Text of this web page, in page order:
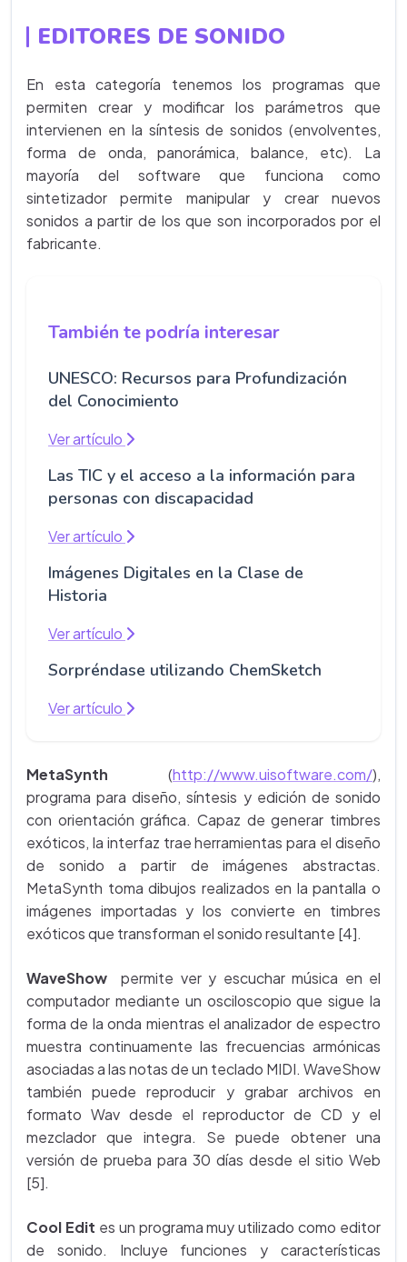
EDITORES DE SONIDO
En esta categoría tenemos los programas que
permiten crear y modificar los parámetros que
intervienen en la síntesis de sonidos (envolventes,
forma de onda, panorámica, balance, etc). La
mayoría del software que funciona como
sintetizador permite manipular y crear nuevos
sonidos a partir de los que son incorporados por el
fabricante.
También te podría interesar
UNESCO: Recursos para Profundización
del Conocimiento
Ver artículo
Las TIC y el acceso a la información para
personas con discapacidad
Ver artículo
Imágenes Digitales en la Clase de
Historia
Ver artículo
Sorpréndase utilizando ChemSketch
Ver artículo
MetaSynth (http://www.uisoftware.com/),
programa para diseño, síntesis y edición de sonido
con orientación gráfica. Capaz de generar timbres
exóticos, la interfaz trae herramientas para el diseño
de sonido a partir de imágenes abstractas.
MetaSynth toma dibujos realizados en la pantalla o
imágenes importadas y los convierte en timbres
exóticos que transforman el sonido resultante [4].
WaveShow permite ver y escuchar música en el
computador mediante un osciloscopio que sigue la
forma de la onda mientras el analizador de espectro
muestra continuamente las frecuencias armónicas
asociadas a las notas de un teclado MIDI. WaveShow
también puede reproducir y grabar archivos en
formato Wav desde el reproductor de CD y el
mezclador que integra. Se puede obtener una
versión de prueba para 30 días desde el sitio Web
[5].
Cool Edit es un programa muy utilizado como editor
de sonido. Incluye funciones y características